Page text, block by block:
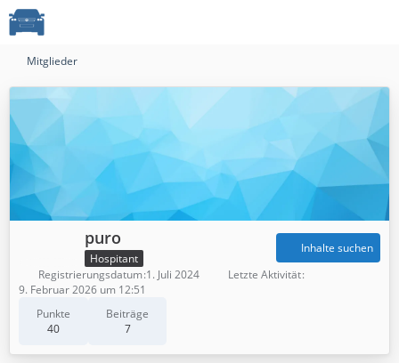
Mitglieder
puro
Hospitant
Punkte
40
Beiträge
7
Inhalte suchen
Registrierungsdatum 1. Juli 2024
Letzte Aktivität
9. Februar 2026 um 12:51